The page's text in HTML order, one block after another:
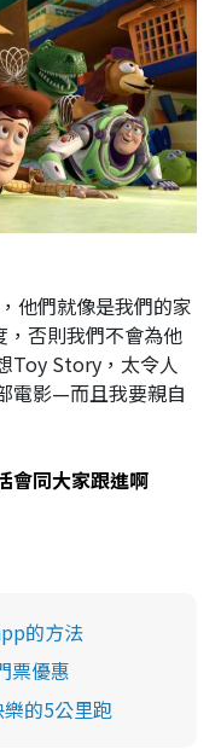
他們就像是我們的家
，否則我們不會為他
Toy Story，太令人
電影—而且我要親自
會同大家跟進啊
的方法
票優惠
的5公里跑